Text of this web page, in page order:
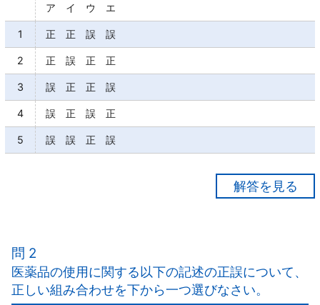
ア イ ウ エ
1 正 正 誤 誤
2 正 誤 正 正
3 誤 正 正 誤
4 誤 正 誤 正
5 誤 誤 正 誤
「副作用の状況次第では」、購入者等に対して、速や
かに適切な医療機関を受診するよう勧奨する「必要が
ある」。
イ○
問 2
医薬品の使用に関する以下の記述の正誤について、
正しい組み合わせを下から一つ選びなさい。